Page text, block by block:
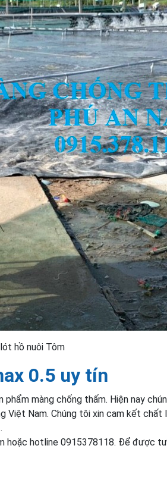
hồ nuôi Tôm
0.5 uy tín
phẩm màng chống thấm. Hiện nay
Việt Nam. Chúng tôi xin cam kết chất
hoặc hotline 0915378118. Để được